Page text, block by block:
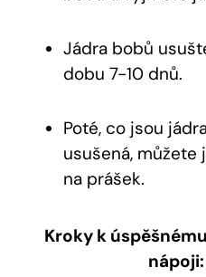
Jádra bobů
dobu 7-10 dnů.
Poté, co jsou
usušená,
na ​prášek.
Kroky k
nápoji: